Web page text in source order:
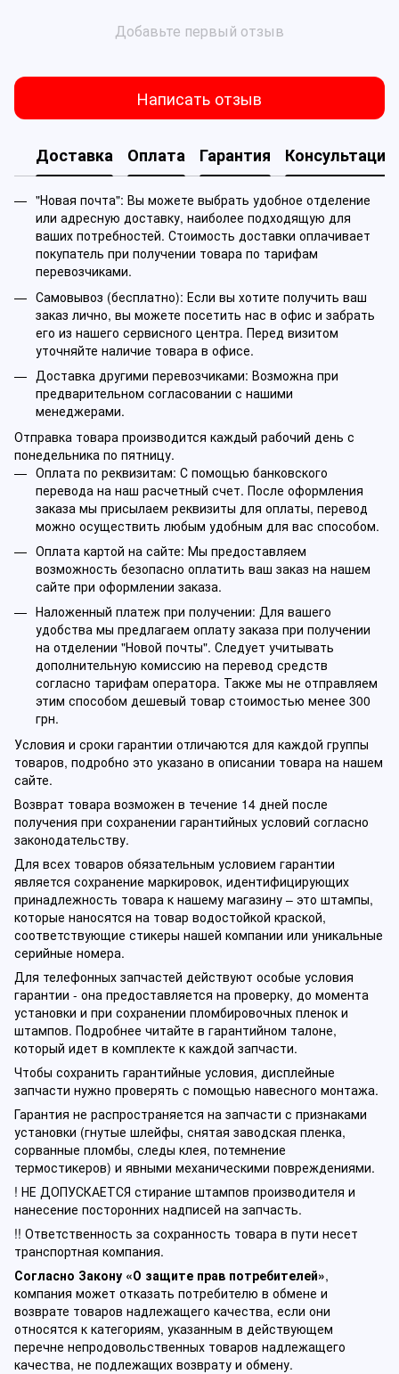
Добавьте первый отзыв
Написать отзыв
Доставка Оплата Гарантия Консультация
"Новая почта": Вы можете выбрать удобное отделение
или адресную доставку, наиболее подходящую для
ваших потребностей. Стоимость доставки оплачивает
покупатель при получении товара по тарифам
перевозчиками.
Самовывоз (бесплатно): Если вы хотите получить ваш
заказ лично, вы можете посетить нас в офис и забрать
его из нашего сервисного центра. Перед визитом
уточняйте наличие товара в офисе.
Доставка другими перевозчиками: Возможна при
предварительном согласовании с нашими
менеджерами.
Отправка товара производится каждый рабочий день с
понедельника по пятницу.
Оплата по реквизитам: С помощью банковского
перевода на наш расчетный счет. После оформления
заказа мы присылаем реквизиты для оплаты, перевод
можно осуществить любым удобным для вас способом.
Оплата картой на сайте: Мы предоставляем
возможность безопасно оплатить ваш заказ на нашем
сайте при оформлении заказа.
Наложенный платеж при получении: Для вашего
удобства мы предлагаем оплату заказа при получении
на отделении "Новой почты". Следует учитывать
дополнительную комиссию на перевод средств
согласно тарифам оператора. Также мы не отправляем
этим способом дешевый товар стоимостью менее 300
грн.
Условия и сроки гарантии отличаются для каждой группы
товаров, подробно это указано в описании товара на нашем
сайте.
Возврат товара возможен в течение 14 дней после
получения при сохранении гарантийных условий согласно
законодательству.
Для всех товаров обязательным условием гарантии
является сохранение маркировок, идентифицирующих
принадлежность товара к нашему магазину – это штампы,
которые наносятся на товар водостойкой краской,
соответствующие стикеры нашей компании или уникальные
серийные номера.
Для телефонных запчастей действуют особые условия
гарантии - она предоставляется на проверку, до момента
установки и при сохранении пломбировочных пленок и
штампов. Подробнее читайте в гарантийном талоне,
который идет в комплекте к каждой запчасти.
Чтобы сохранить гарантийные условия, дисплейные
запчасти нужно проверять с помощью навесного монтажа.
Гарантия не распространяется на запчасти с признаками
установки (гнутые шлейфы, снятая заводская пленка,
сорванные пломбы, следы клея, потемнение
термостикеров) и явными механическими повреждениями.
! НЕ ДОПУСКАЕТСЯ стирание штампов производителя и
нанесение посторонних надписей на запчасть.
!! Ответственность за сохранность товара в пути несет
транспортная компания.
Согласно Закону «О защите прав потребителей»,
компания может отказать потребителю в обмене и
возврате товаров надлежащего качества, если они
относятся к категориям, указанным в действующем
перечне непродовольственных товаров надлежащего
качества, не подлежащих возврату и обмену.